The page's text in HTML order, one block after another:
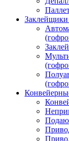
Заклейщики